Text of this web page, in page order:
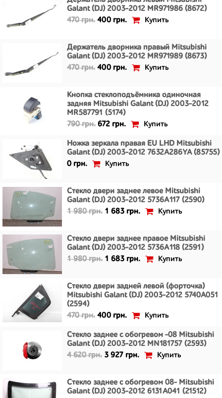
Galant (DJ) 2003-2012 MR971986 (8672)
470 грн. 400 грн. Купить
Держатель дворника правый Mitsubishi
Galant (DJ) 2003-2012 MR971989 (8673)
470 грн. 400 грн. Купить
Кнопка стеклоподъёмника одиночная
задняя Mitsubishi Galant (DJ) 2003-2012
MR587791 (5174)
790 грн. 672 грн. Купить
Ножка зеркала правая EU LHD Mitsubishi
Galant (DJ) 2003-2012 7632A286YA (85755)
0 грн.
Купить
Стекло двери заднее левое Mitsubishi
Galant (DJ) 2003-2012 5736A117 (2590)
1 980 грн. 1 683 грн. Купить
Стекло двери заднее правое Mitsubishi
Galant (DJ) 2003-2012 5736A118 (2591)
1 980 грн. 1 683 грн. Купить
Стекло двери задней левой (форточка)
Mitsubishi Galant (DJ) 2003-2012 5740A051
(2594)
470 грн. 400 грн. Купить
Стекло заднее с обогревом -08 Mitsubishi
Galant (DJ) 2003-2012 MN181757 (2593)
4 620 грн. 3 927 грн. Купить
Стекло заднее с обогревом 08- Mitsubishi
Galant (DJ) 2003-2012 6131A041 (21512)